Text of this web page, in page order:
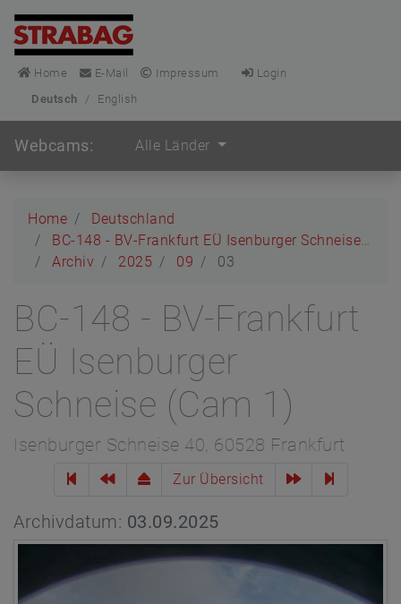
Home E-Mail Impressum
Login
Deutsch
/ English
Webcams: Alle Länder
Home
Deutschland
BC-148 - BV-Frankfurt EÜ Isenburger Schneise (Cam 1)
Archiv
2025 09 03
BC-148 - BV-Frankfurt
EÜ Isenburger
Schneise (Cam 1)
Isenburger Schneise 40, 60528 Frankfurt
Zur Übersicht
Archivdatum: 03.09.2025